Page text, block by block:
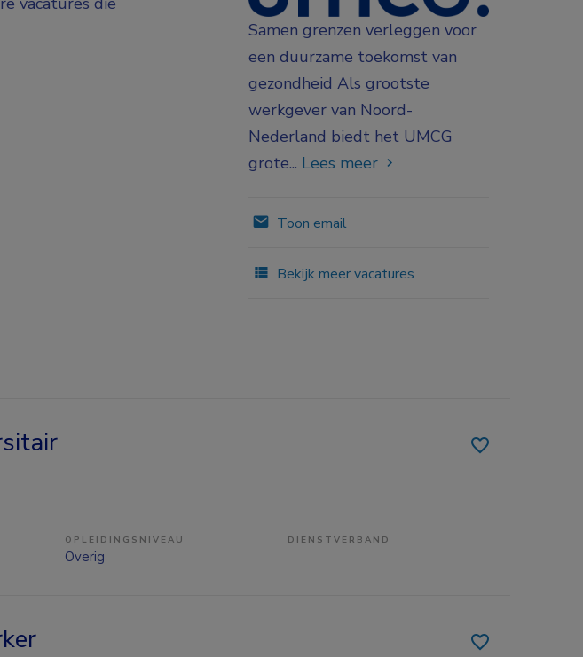
Samen grenzen verleggen voor
een duurzame toekomst van
gezondheid Als grootste
werkgever van Noord-
Nederland biedt het UMCG
grote... Lees meer
Toon email
Bekijk meer vacatures
OPLEIDINGSNIVEAU
Overig
DIENSTVERBAND